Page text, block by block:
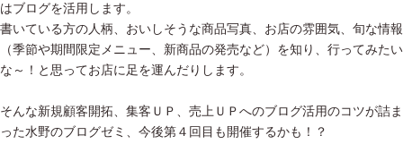
はブログを活用します。
書いている方の人柄、おいしそうな商品写真、お店の雰囲気、旬な情報
（季節や期間限定メニュー、新商品の発売など）を知り、行ってみたい
な～！と思ってお店に足を運んだりします。
そんな新規顧客開拓、集客ＵＰ、売上ＵＰへのブログ活用のコツが詰ま
った水野のブログゼミ、今後第４回目も開催するかも！？